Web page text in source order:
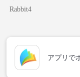
実は病気なのは
Rabbit4
アプリで